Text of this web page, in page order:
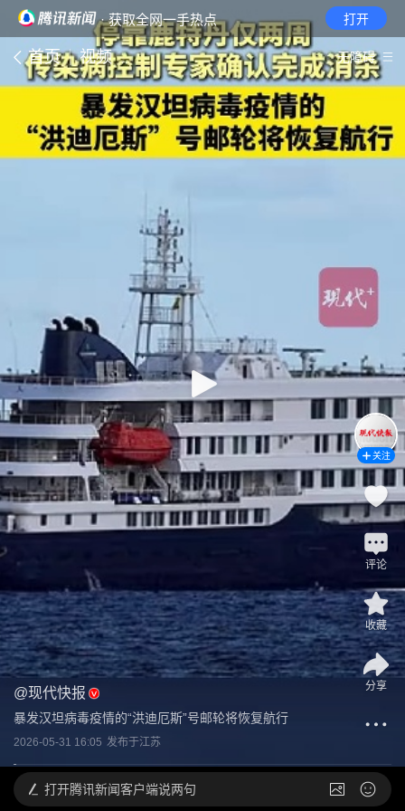
· 获取全网一手热点 打开
首页 视频 无障碍
@现代快报
暴发汉坦病毒疫情的“洪迪厄斯”号邮轮将恢复航行
2026-05-31 16:05 发布于江苏
关注
评论
收藏
分享
打开腾讯新闻客户端说两句